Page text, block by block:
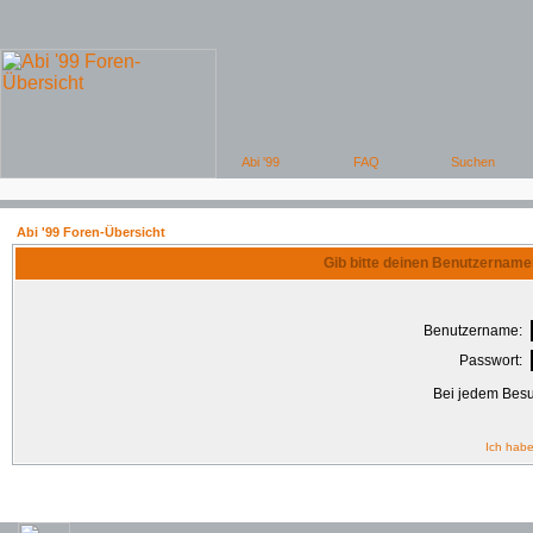
Abi '99 Foren-Übersicht
Gib bitte deinen
Benutzername:
Passwort:
Bei jedem
Ich